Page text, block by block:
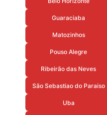
Guaraciaba
Matozinhos
Pouso Alegre
Ribeirão das Neves
São Sebastiao do Paraiso
Uba